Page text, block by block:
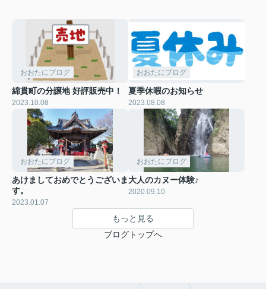
おおたにブログ
綿貫町の分譲地 好評販売中！
2023.10.08
おおたにブログ
夏季休暇のお知らせ
2023.08.08
おおたにブログ
あけましておめでとうございま
す。
2023.01.07
おおたにブログ
大人のカヌー体験♪
2020.09.10
もっと見る
ブログトップへ